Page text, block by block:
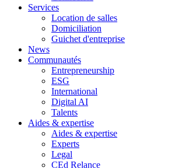
Services
Location de salles
Domiciliation
Guichet d'entreprise
News
Communautés
Entrepreneurship
ESG
International
Digital AI
Talents
Aides & expertise
Aides & expertise
Experts
Legal
CEd Relance